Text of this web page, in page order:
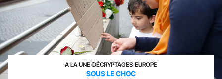
A LA UNE›DÉCRYPTAGES›EUROPE
SOUS LE CHOC